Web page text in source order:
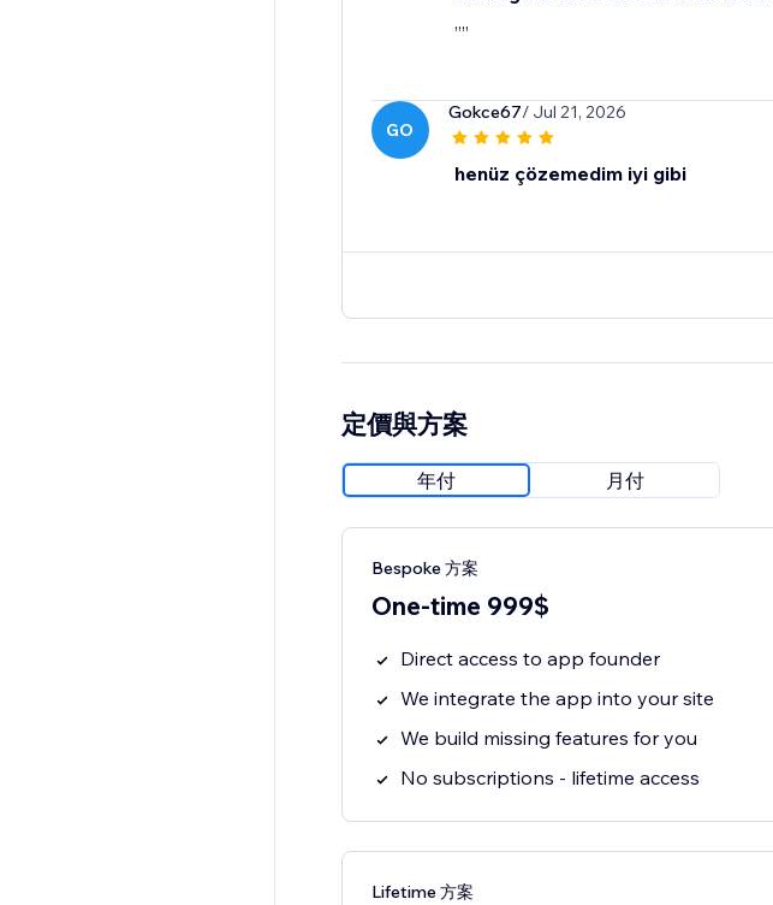
,,,,
GO
Gokce67/ Jul 21, 2026
henüz çözemedim iyi gibi
定價與方案
年付 月付
Bespoke 方案
One-time 999$
Direct access to app founder
We integrate the app into your site
We build missing features for you
No subscriptions - lifetime access
Lifetime 方案